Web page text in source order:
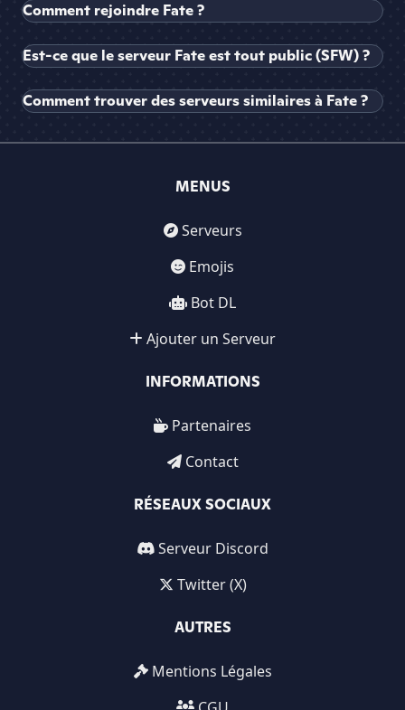
Comment rejoindre Fate ?
Est-ce que le serveur Fate est tout public (SFW) ?
Comment trouver des serveurs similaires à Fate ?
MENUS
Serveurs
Emojis
Bot DL
Ajouter un Serveur
INFORMATIONS
Partenaires
Contact
RÉSEAUX SOCIAUX
Serveur Discord
Twitter (X)
AUTRES
Mentions Légales